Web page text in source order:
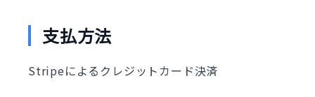
支払方法
Stripeによるクレジットカード決済